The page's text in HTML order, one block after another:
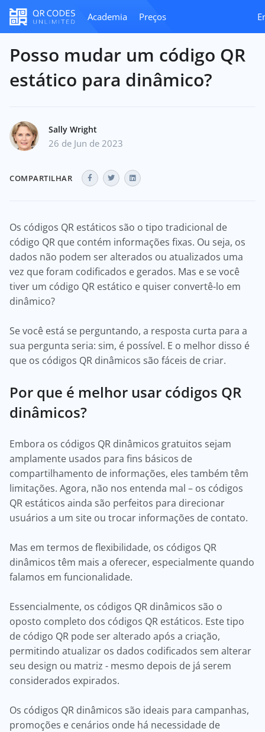
Academia Preços
Posso mudar um código QR
estático para dinâmico?
Sally Wright
26 de Jun de 2023
COMPARTILHAR
Os códigos QR estáticos são o tipo tradicional de
código QR que contém informações fixas. Ou seja, os
dados não podem ser alterados ou atualizados uma
vez que foram codificados e gerados. Mas e se você
tiver um código QR estático e quiser convertê-lo em
dinâmico?
Se você está se perguntando, a resposta curta para a
sua pergunta seria: sim, é possível. E o melhor disso é
que os códigos QR dinâmicos são fáceis de criar.
Por que é melhor usar códigos QR
dinâmicos?
Embora os códigos QR dinâmicos gratuitos sejam
amplamente usados para fins básicos de
compartilhamento de informações, eles também têm
limitações. Agora, não nos entenda mal – os códigos
QR estáticos ainda são perfeitos para direcionar
usuários a um site ou trocar informações de contato.
Mas em termos de flexibilidade, os códigos QR
dinâmicos têm mais a oferecer, especialmente quando
falamos em funcionalidade.
Essencialmente, os códigos QR dinâmicos são o
oposto completo dos códigos QR estáticos. Este tipo
de código QR pode ser alterado após a criação,
permitindo atualizar os dados codificados sem alterar
seu design ou matriz - mesmo depois de já serem
considerados expirados.
Os códigos QR dinâmicos são ideais para campanhas,
promoções e cenários onde há necessidade de